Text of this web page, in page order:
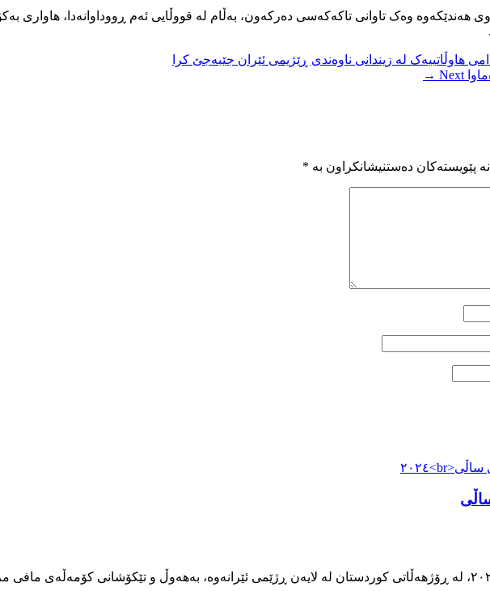
وەک تاوانی تاکەکەسی دەرکەون، بەڵام لە قووڵایی ئەم ڕووداوانەدا، هاواری
هاوڵاتییەک لە زیندانی ناوەندی ڕێژیمی ئێران جێبەجێ کرا
Next →
پێویستەکان دەستنیشانکراون بە *